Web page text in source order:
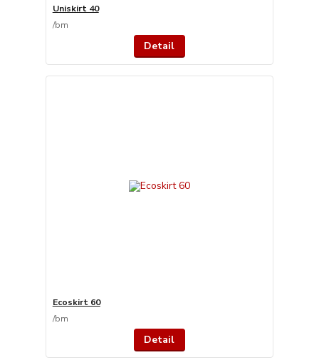
Uniskirt 40
/bm
Detail
Ecoskirt 60
/bm
Detail